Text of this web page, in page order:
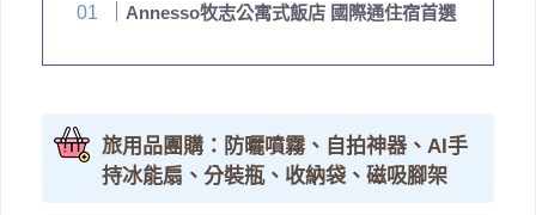
Annesso牧志公寓式飯店 國際通住宿首選
旅用品團購：防曬噴霧、自拍神器、AI手
持冰能扇、分裝瓶、收納袋、磁吸腳架